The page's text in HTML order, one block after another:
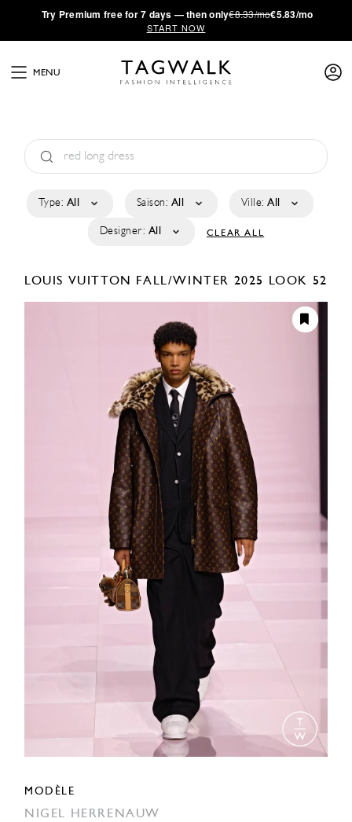
·Try Premium free for 7 days — then only€8.33/mo€5.83/mo
START NOW
MENU
Type: All Saison: All Ville: All
Designer: All CLEAR ALL
LOUIS VUITTON FALL/WINTER 2025 LOOK 52
MODÈLE
NIGEL HERRENAUW